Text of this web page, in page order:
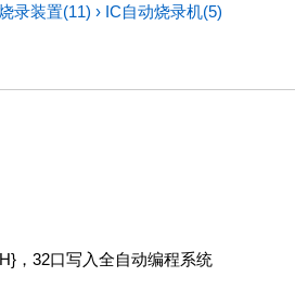
录装置(11) › IC自动烧录机(5)
，32口写入全自动编程系统